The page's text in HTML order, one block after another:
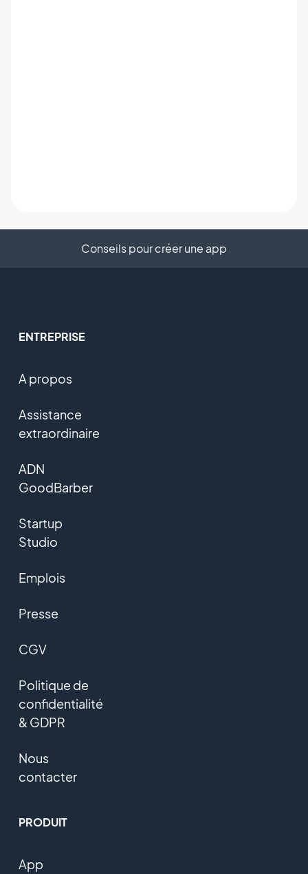
Conseils pour créer une app
ENTREPRISE
A propos
Assistance
extraordinaire
ADN
GoodBarber
Startup
Studio
Emplois
Presse
CGV
Politique de
confidentialité
& GDPR
Nous
contacter
PRODUIT
App